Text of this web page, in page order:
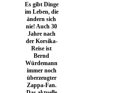
Es gibt Dinge
im Leben, die
ändern sich
nie! Auch 30
Jahre nach
der Korsika-
Reise ist
Bernd
Würdemann
immer noch
überzeugter
Zappa-Fan.